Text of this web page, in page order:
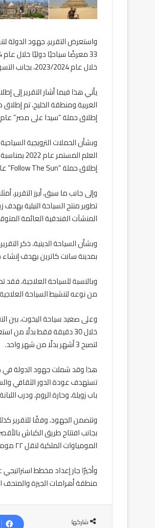
واستعرض التقرير، جهود الدولة
خلال عام 2023/2024، بجانب التسويق الإلكتروني.
يأتي هذا فيما أشار التقرير
إطلاق حملة “سيدا على مصر” عام 2023/2024 التي استهدفت فئة الشباب.
إطلاق حملة “Follow The Sun” عام 2022 للترويج لموسم الصيف، والتي نجحت في الوصول لنحو 495.3 مليون مستخدم.
وإلى جانب ما سبق، أبرز التقرير،
المنشآت الفندقية العائمة
وبشأن السياحة الدينية، ذكر
بمدينة سانت كاترين بهدف
وبالنسبة للسياحة العلاجية،
من نوعه لتنشيط السياحة العلاجية
وعلى صعيد سياحة اليخوت، بين
لتصبح 3 أشهر بدلًا من شهر واحد.
هذا وقد شملت جهود الدولة في هذا
تستهدف عودة الدور الثقافي
باب زويلة، وحارة الروم، ودرب
المومياوات الملكية لنقل ٢٢ مومياء ملكية من ملوك وملكات مصر في أبريل 2021.
وأخيرًا جار إعداد مخطط
منطقة أهرامات الجيزة والمتحف
شاركها